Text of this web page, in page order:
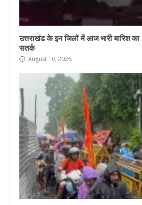
उत्तराखंड के इन जिलों में आज भारी बारिश का
सतर्क
August 10, 2026